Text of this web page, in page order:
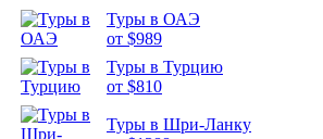
Туры в ОАЭ
от $989
Туры в Турцию
от $810
Туры в Шри-Ланку